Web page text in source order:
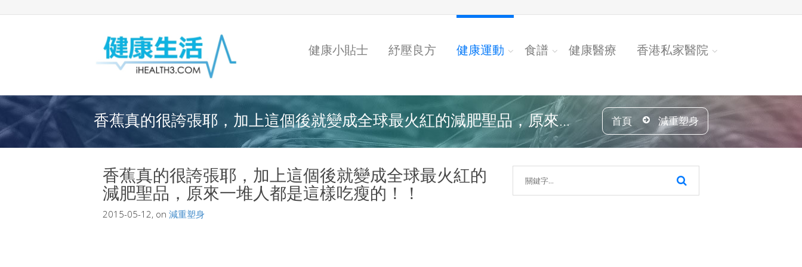
健康小貼士 紓壓良方 健康運動 食譜 健康醫療 香港私家醫院
香蕉真的很誇張耶，加上這個後就變成全球最火紅的減肥聖品，原來... 首頁 減重塑身
香蕉真的很誇張耶，加上這個後就變成全球最火紅的
減肥聖品，原來一堆人都是這樣吃瘦的！！
2015-05-12, on 減重塑身